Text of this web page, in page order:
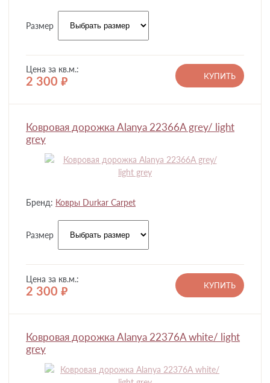
Размер
Цена за кв.м.:
2 300 руб.
КУПИТЬ
Ковровая дорожка Alanya 22366A grey/ light
grey
Бренд: Ковры Durkar Carpet
Размер
Цена за кв.м.:
2 300 руб.
КУПИТЬ
Ковровая дорожка Alanya 22376A white/ light
grey